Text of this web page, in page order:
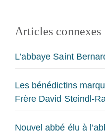
Articles connexes
L’abbaye Saint
Les bénédictins
Frère David Steindl-
Nouvel abbé élu à